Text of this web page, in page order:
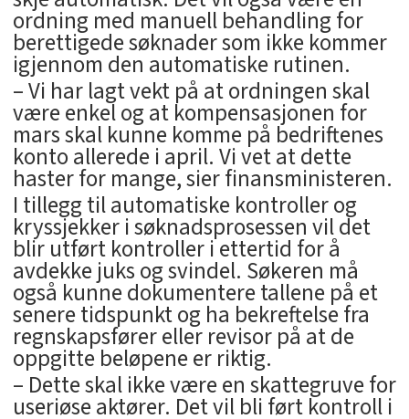
ordning med manuell behandling for
berettigede søknader som ikke kommer
igjennom den automatiske rutinen.
– Vi har lagt vekt på at ordningen skal
være enkel og at kompensasjonen for
mars skal kunne komme på bedriftenes
konto allerede i april. Vi vet at dette
haster for mange, sier finansministeren.
I tillegg til automatiske kontroller og
kryssjekker i søknadsprosessen vil det
blir utført kontroller i ettertid for å
avdekke juks og svindel. Søkeren må
også kunne dokumentere tallene på et
senere tidspunkt og ha bekreftelse fra
regnskapsfører eller revisor på at de
oppgitte beløpene er riktig.
– Dette skal ikke være en skattegruve for
useriøse aktører. Det vil bli ført kontroll i